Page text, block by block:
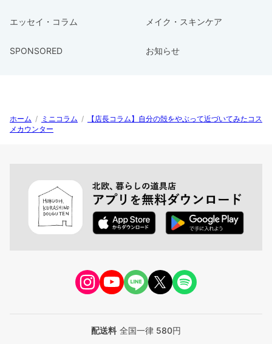
エッセイ・コラム メイク・スキンケア
SPONSORED お知らせ
ホーム / ミニコラム /
【店長コラム】自分の殻をやぶって近づいてみたコス
メカウンター
配送料 全国一律 580円